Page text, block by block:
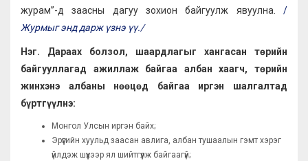
журам”-д заасны дагуу зохион байгуулж явуулна. /
Журмыг энд дарж үзнэ үү./
Нэг. Дараах болзол, шаардлагыг хангасан төрийн
байгууллагад ажиллаж байгаа албан хаагч, төрийн
жинхэнэ албаны нөөцөд байгаа иргэн шалгалтад
бүртгүүлнэ:
Монгол Улсын иргэн байх;
Эрүүгийн хуульд заасан авлига, албан тушаалын гэмт хэрэг
үйлдэж шүүхээр ял шийтгүүлж байгаагүй;